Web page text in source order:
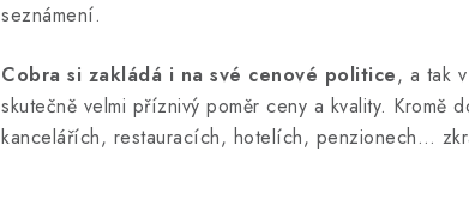
seznámení.
Cobra si zakládá i na své cenové politice, a tak
skutečně velmi příznivý poměr ceny a kvality. Kromě
kancelářích, restauracích, hotelích, penzionech…